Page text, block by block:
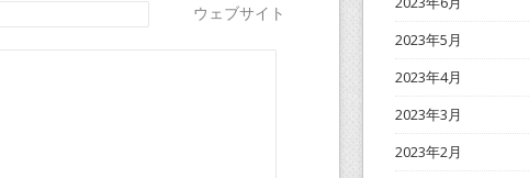
ウェブサイト
2023年5月
2023年4月
2023年3月
2023年2月